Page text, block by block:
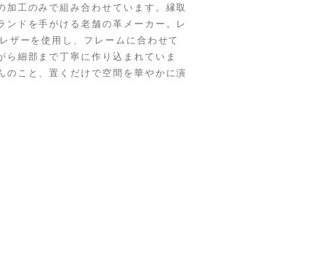
工のみで組み合わせています。縁取
ンドを手がける老舗の革メーカー。レ
ザーを使用し、フレームに合わせて
細部まで丁寧に作り込まれていま
のこと、置くだけで空間を華やかに演